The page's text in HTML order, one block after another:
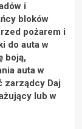
i
bloków
pożarem i
do auta w
boją,
auta w
zarządcy Daj
lub w